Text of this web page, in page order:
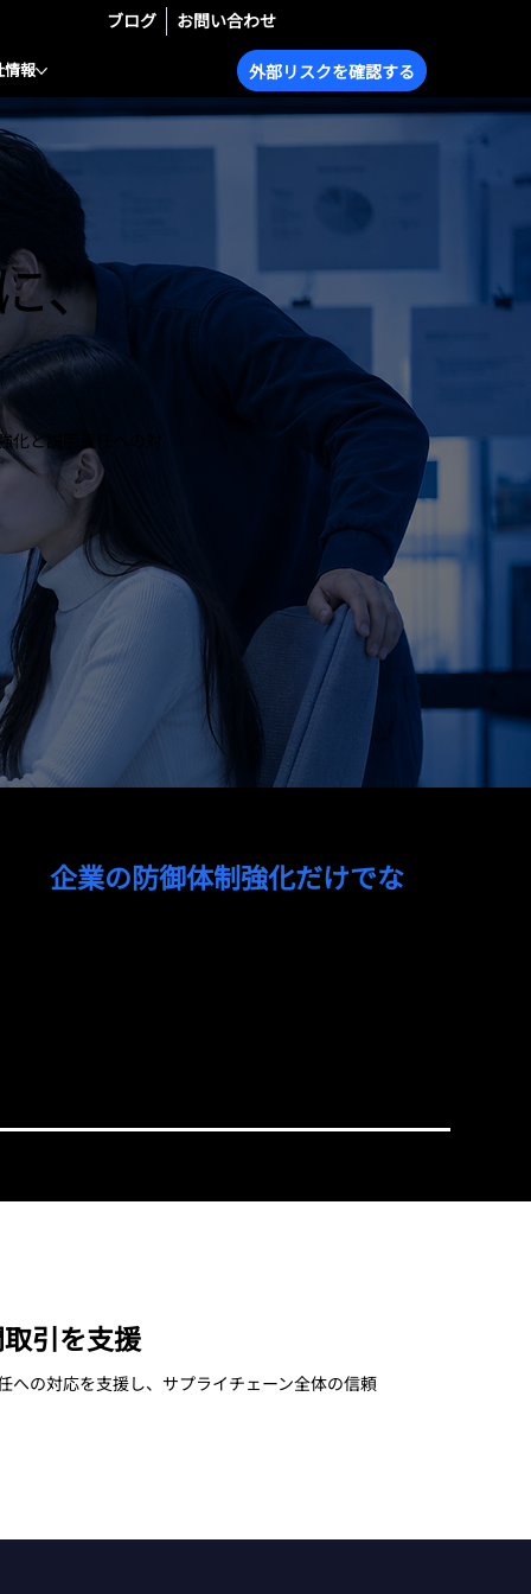
外部リスクを確認する
情報
ブログ お問い合わせ
、
と説明責任への対
企業の防御体制強化だけでな
引を支援
への対応を支援し、サプライチェーン全体の信頼